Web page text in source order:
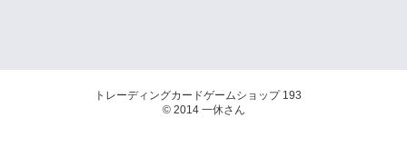
トレーディングカードゲームショップ 193
© 2014 一休さん